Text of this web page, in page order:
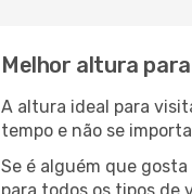
Melhor altura
A altura ideal para
tempo e não se
Se é alguém que